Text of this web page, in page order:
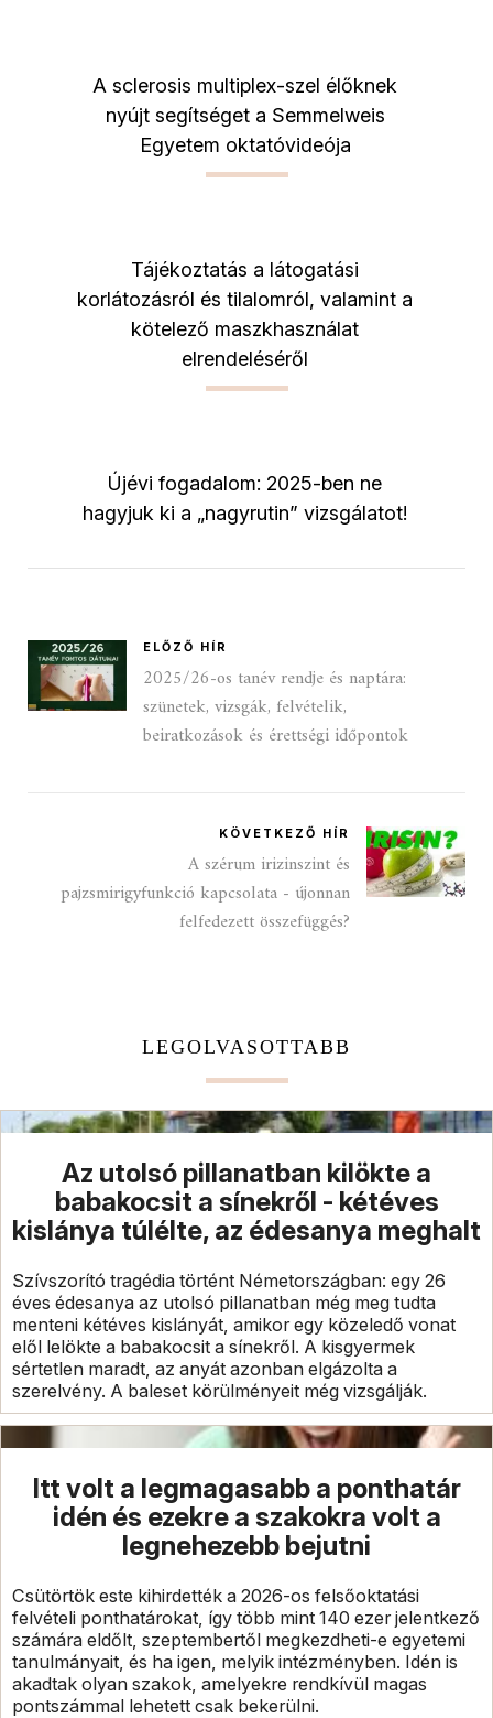
A sclerosis multiplex-szel élőknek
nyújt segítséget a Semmelweis
Egyetem oktatóvideója
Tájékoztatás a látogatási
korlátozásról és tilalomról, valamint a
kötelező maszkhasználat
elrendeléséről
Újévi fogadalom: 2025-ben ne
hagyjuk ki a „nagyrutin” vizsgálatot!
ELŐZŐ HÍR
2025/26-os tanév rendje és naptára:
szünetek, vizsgák, felvételik,
beiratkozások és érettségi időpontok
KÖVETKEZŐ HÍR
A szérum irizinszint és
pajzsmirigyfunkció kapcsolata - újonnan
felfedezett összefüggés?
LEGOLVASOTTABB
Az utolsó pillanatban kilökte a
babakocsit a sínekről - kétéves
kislánya túlélte, az édesanya meghalt
Szívszorító tragédia történt Németországban: egy 26
éves édesanya az utolsó pillanatban még meg tudta
menteni kétéves kislányát, amikor egy közeledő vonat
elől lelökte a babakocsit a sínekről. A kisgyermek
sértetlen maradt, az anyát azonban elgázolta a
szerelvény. A baleset körülményeit még vizsgálják.
Itt volt a legmagasabb a ponthatár
idén és ezekre a szakokra volt a
legnehezebb bejutni
Csütörtök este kihirdették a 2026-os felsőoktatási
felvételi ponthatárokat, így több mint 140 ezer jelentkező
számára eldőlt, szeptembertől megkezdheti-e egyetemi
tanulmányait, és ha igen, melyik intézményben. Idén is
akadtak olyan szakok, amelyekre rendkívül magas
pontszámmal lehetett csak bekerülni.